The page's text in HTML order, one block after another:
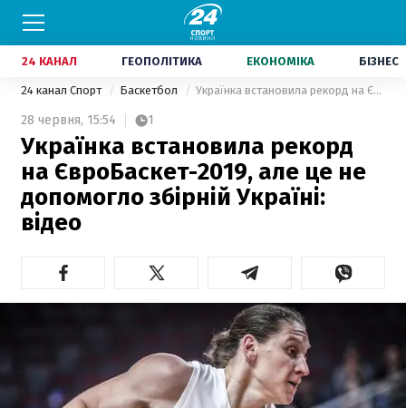
24 КАНАЛ ГЕОПОЛІТИКА ЕКОНОМІКА БІЗНЕС
24 канал Спорт Баскетбол Українка встановила рекорд на ЄвроБаскет-2019, але це не допомогло збірній Україні: відео
28 червня, 15:54 1
Українка встановила рекорд
на ЄвроБаскет-2019, але це не
допомогло збірній Україні:
відео